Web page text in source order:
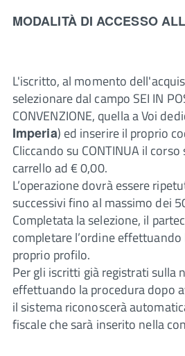
MODALITÀ DI ACCESSO
L'iscritto, al momento
selezionare dal campo SEI IN
CONVENZIONE, quella a Voi
Imperia) ed inserire il proprio
Cliccando su CONTINUA il
carrello ad € 0,00.
L’operazione dovrà essere
successivi fino al massimo dei
Completata la selezione, il
completare l’ordine
proprio profilo.
Per gli iscritti già registrati sulla
effettuando la procedura dopo
il sistema riconoscerà
fiscale che sarà inserito nella